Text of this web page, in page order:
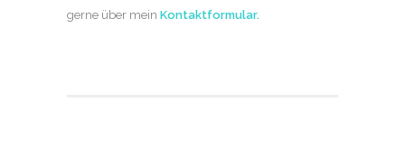
gerne über mein Kontaktformular.